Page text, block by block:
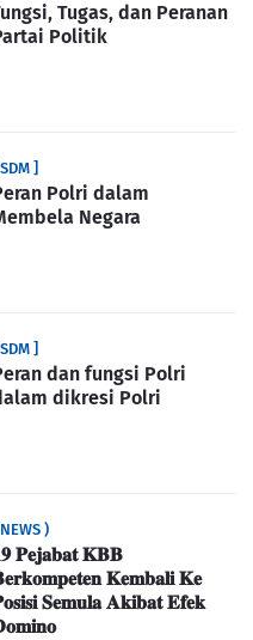
Tugas, dan Peranan
Politik
]
Polri dalam
Negara
]
dan fungsi Polri
dikresi Polri
)
𝐏𝐞𝐣𝐚𝐛𝐚𝐭 𝐊𝐁𝐁
𝐊𝐞𝐦𝐛𝐚𝐥𝐢 𝐊𝐞
𝐒𝐞𝐦𝐮𝐥𝐚 𝐀𝐤𝐢𝐛𝐚𝐭 𝐄𝐟𝐞𝐤